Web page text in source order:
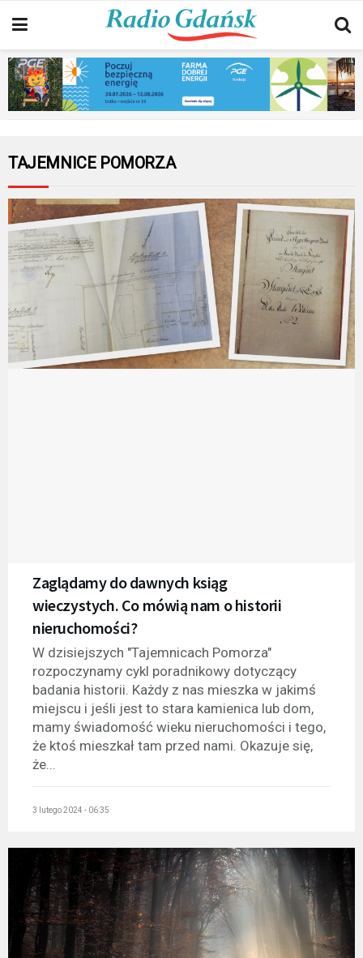
TAJEMNICE POMORZA
Zaglądamy do dawnych ksiąg
wieczystych. Co mówią nam o historii
nieruchomości?
W dzisiejszych "Tajemnicach Pomorza"
rozpoczynamy cykl poradnikowy dotyczący
badania historii. Każdy z nas mieszka w jakimś
miejscu i jeśli jest to stara kamienica lub dom,
mamy świadomość wieku nieruchomości i tego,
że ktoś mieszkał tam przed nami. Okazuje się,
że...
3 lutego 2024 - 06:35